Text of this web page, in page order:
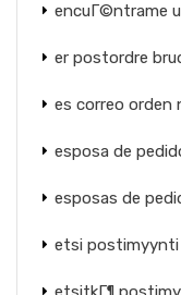
encuГ©ntrame
er postordre
es correo orden
esposa de
esposas de
etsi postimyynti